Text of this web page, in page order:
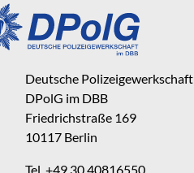
Deutsche Polizeigewerkschaft
DPolG im DBB
Friedrichstraße 169
10117 Berlin
Tel. +49 30 40816550